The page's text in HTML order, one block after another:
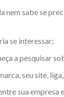
nem sabe se
se interessar;
a pesquisar
seu site,
sua empresa